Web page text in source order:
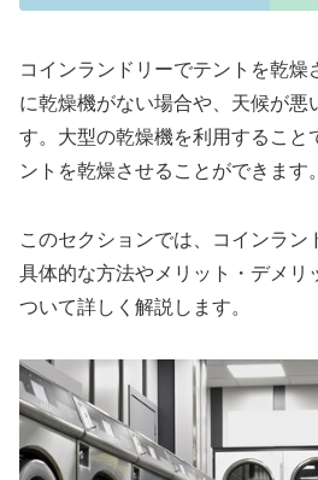
コインランドリーでテントを乾燥
に乾燥機がない場合や、天候が悪
す。大型の乾燥機を利用すること
ントを乾燥させることができます。
このセクションでは、コインラン
具体的な方法やメリット・デメリ
ついて詳しく解説します。